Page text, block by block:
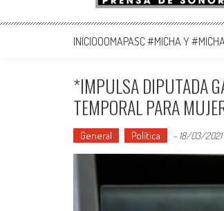
La Nota Prensa
Noticias del día
INICIOOOMAPASC #MICHA Y
*IMPULSA DIPUTADA
TEMPORAL PARA
General Política - 18/03/2021